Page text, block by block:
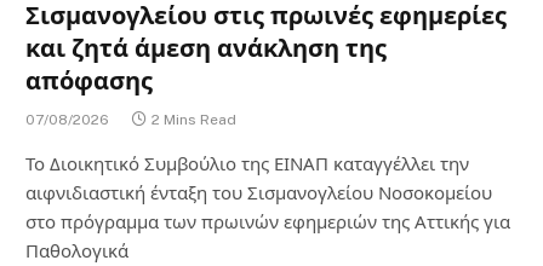
Σισμανογλείου στις πρωινές εφημερίες
και ζητά άμεση ανάκληση της
απόφασης
07/08/2026 2 Mins Read
Το Διοικητικό Συμβούλιο της ΕΙΝΑΠ καταγγέλλει την
αιφνιδιαστική ένταξη του Σισμανογλείου Νοσοκομείου
στο πρόγραμμα των πρωινών εφημεριών της Αττικής για
Παθολογικά